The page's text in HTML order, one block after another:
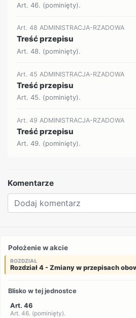
Art. 46. (pominięty).
Art. 48 ADMINISTRACJA-RZADOWA
Treść przepisu
Art. 48. (pominięty).
Art. 45 ADMINISTRACJA-RZADOWA
Treść przepisu
Art. 45. (pominięty).
Art. 49 ADMINISTRACJA-RZADOWA
Treść przepisu
Art. 49. (pominięty).
Komentarze
Położenie w akcie
ROZDZIAŁ
Rozdział 4 - Zmiany w przepisach
Blisko w tej jednostce
Art. 46
Art. 46. (pominięty).